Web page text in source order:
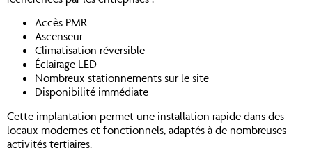
Accès PMR
Ascenseur
Climatisation réversible
Éclairage LED
Nombreux stationnements sur le site
Disponibilité immédiate
Cette implantation permet une installation rapide dans des
locaux modernes et fonctionnels, adaptés à de nombreuses
activités tertiaires.